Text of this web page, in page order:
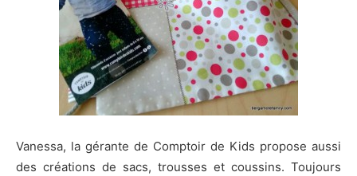
Vanessa, la gérante de Comptoir de Kids propose aussi
des créations de sacs, trousses et coussins. Toujours